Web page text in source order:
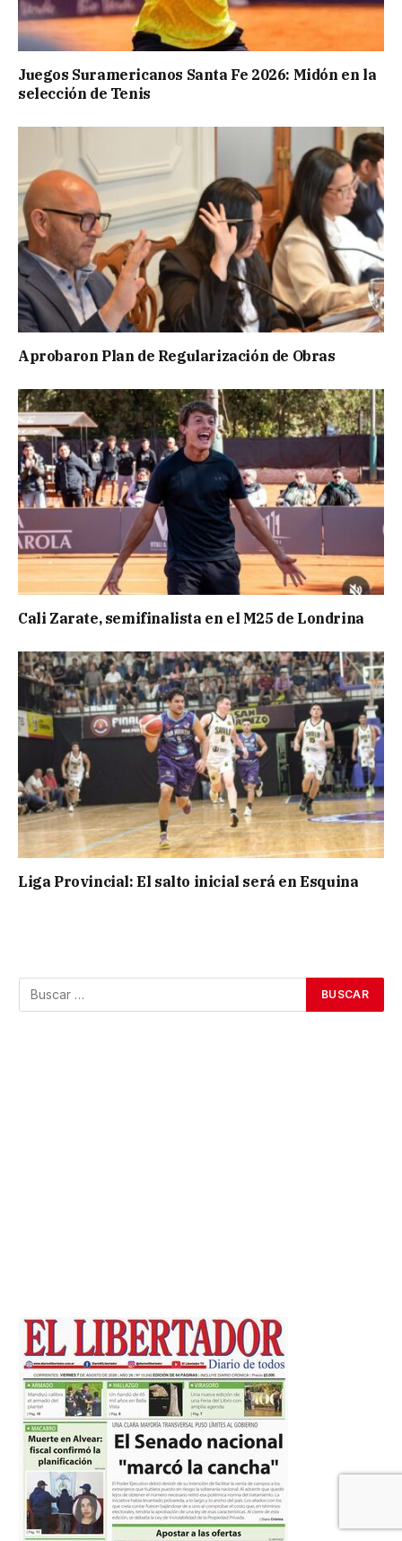
Juegos Suramericanos Santa Fe 2026: Midón en la
selección de Tenis
Aprobaron Plan de Regularización de Obras
Cali Zarate, semifinalista en el M25 de Londrina
Liga Provincial: El salto inicial será en Esquina